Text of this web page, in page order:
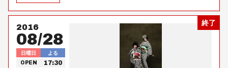
終了
2016
08/28
日曜日 よる
OPEN 17:30